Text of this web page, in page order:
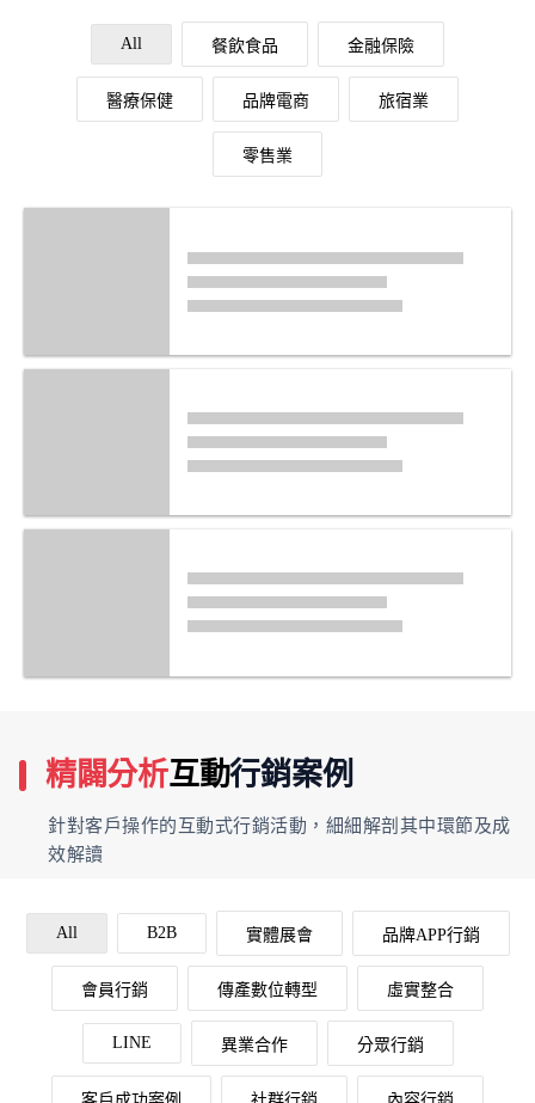
All 餐飲食品 金融保險
醫療保健 品牌電商 旅宿業
零售業
精闢分析互動行銷案例
針對客戶操作的互動式行銷活動，細細解剖其中環節及成
效解讀
All B2B 實體展會 品牌APP行銷
會員行銷 傳產數位轉型 虛實整合
LINE 異業合作 分眾行銷